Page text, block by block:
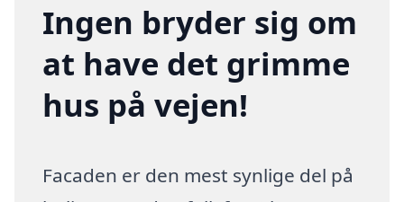
Ingen bryder sig om
at have det grimme
hus på vejen!
Facaden er den mest synlige del på